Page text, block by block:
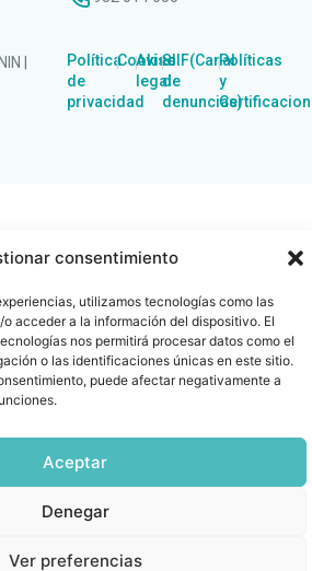
consentimiento
utilizamos tecnologías como las
acceder a la información del dispositivo. El
nos permitirá procesar datos como el
o las identificaciones únicas en este sitio.
puede afectar negativamente a
Aceptar
Denegar
Ver preferencias
|
Política
de
privacidad
|Cookies
|Aviso
legal
|SIIF(Canal
de
denuncias)
|Políticas
y